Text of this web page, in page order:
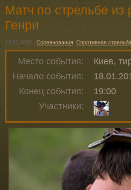
Матч по стрельбе из
Генри
13.01.2015 | Соревнования Спортивная стрельба
Место события:
Киев,
Начало события:
Конец события:
19:00
Участники: